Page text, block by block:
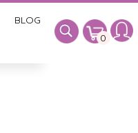
BLOG
0